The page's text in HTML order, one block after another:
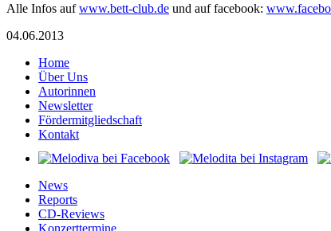
Alle Infos aufwww.bett-club.de und auf facebook:
04.06.2013
Home
Über Uns
Autorinnen
Newsletter
Fördermitgliedschaft
Kontakt
News
Reports
CD-Reviews
Konzerttermine